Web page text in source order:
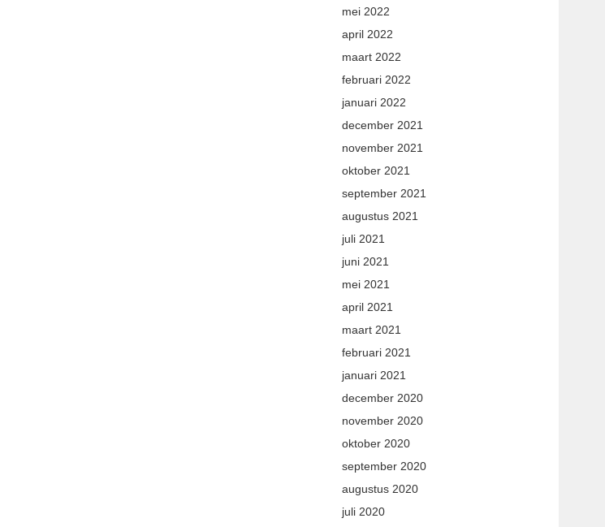
mei 2022
april 2022
maart 2022
februari 2022
januari 2022
december 2021
november 2021
oktober 2021
september 2021
augustus 2021
juli 2021
juni 2021
mei 2021
april 2021
maart 2021
februari 2021
januari 2021
december 2020
november 2020
oktober 2020
september 2020
augustus 2020
juli 2020